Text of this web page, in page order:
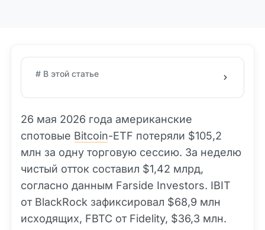
# В этой статье
26 мая 2026 года американские
спотовые Bitcoin-ETF потеряли $105,2
млн за одну торговую сессию. За неделю
чистый отток составил $1,42 млрд,
согласно данным Farside Investors. IBIT
от BlackRock зафиксировал $68,9 млн
исходящих, FBTC от Fidelity, $36,3 млн.